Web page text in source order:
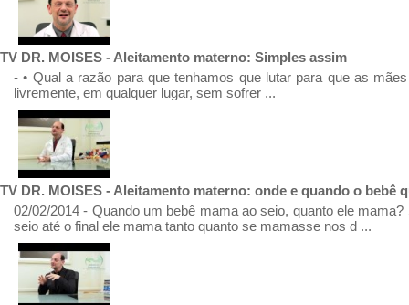
TV DR. MOISES - Aleitamento materno: Simples assim
- • Qual a razão para que tenhamos que lutar para que as
livremente, em qualquer lugar, sem sofrer ...
TV DR. MOISES - Aleitamento materno: onde e quando o bebê
02/02/2014 - Quando um bebê mama ao seio, quanto ele
seio até o final ele mama tanto quanto se mamasse nos d ...